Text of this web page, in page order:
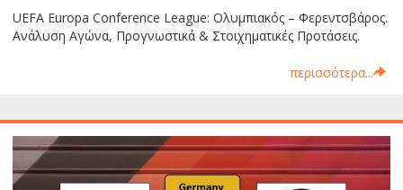
UEFA Europa Conference League: Ολυμπιακός – Φερεντσβάρος.
Ανάλυση Αγώνα, Προγνωστικά & Στοιχηματικές Προτάσεις.
περισσότερα...